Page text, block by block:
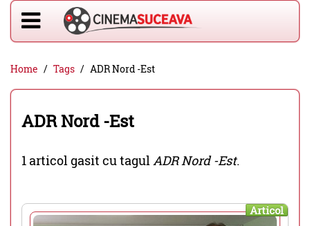
Home Tags ADR Nord -Est
ADR Nord -Est
1 articol gasit cu tagulADR Nord -Est.
Articol